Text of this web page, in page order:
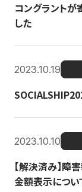
コングラントが
した
2023.10.19
2023.10.10
【解決済み】
金額表示につい